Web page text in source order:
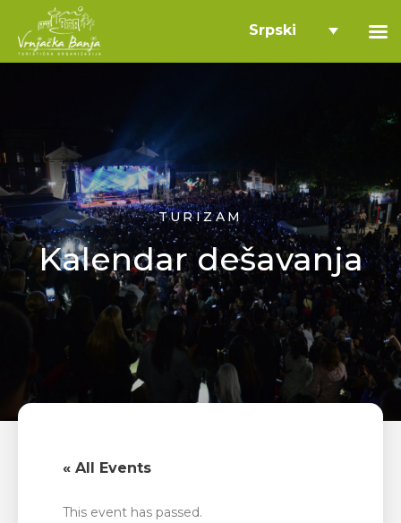
TURIZAM
Kalendar dešavanja
« All Events
This event has passed.
Srpski